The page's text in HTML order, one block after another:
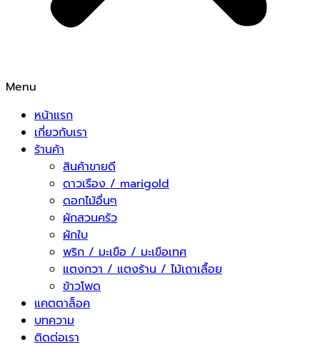
Menu
หน้าแรก
เกี่ยวกับเรา
ร้านค้า
สินค้าขายดี
ดาวเรือง / marigold
ดอกไม้อื่นๆ
ผักสวนครัว
ผักใบ
พริก / มะเขือ / มะเขือเทศ
แตงกวา / แตงร้าน / ไม้เถาเลื้อย
ข้าวโพด
แคตตาล็อค
บทความ
ติดต่อเรา